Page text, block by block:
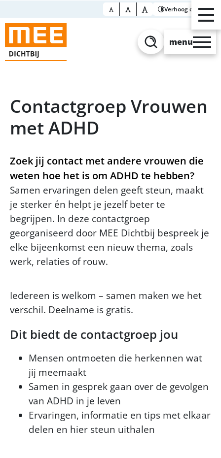
Verhoog contrast
Zoeken
menu
Contactgroep Vrouwen
met ADHD
Zoek jij contact met andere vrouwen die
weten hoe het is om ADHD te hebben?
Samen ervaringen delen geeft steun, maakt
je sterker én helpt je jezelf beter te
begrijpen. In deze contactgroep
georganiseerd door MEE Dichtbij bespreek je
elke bijeenkomst een nieuw thema, zoals
werk, relaties of rouw.
Iedereen is welkom – samen maken we het
verschil. Deelname is gratis.
Dit biedt de contactgroep jou
Mensen ontmoeten die herkennen wat
jij meemaakt
Samen in gesprek gaan over de gevolgen
van ADHD in je leven
Ervaringen, informatie en tips met elkaar
delen en hier steun uithalen